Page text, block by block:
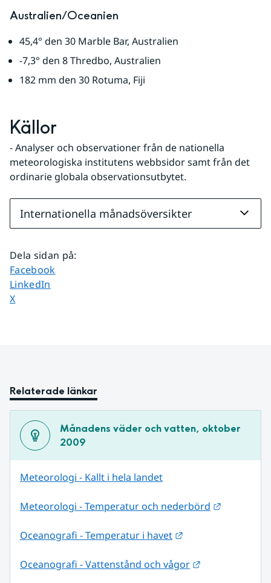
Australien/Oceanien
45,4° den 30 Marble Bar, Australien
-7,3° den 8 Thredbo, Australien
182 mm den 30 Rotuma, Fiji
Källor
- Analyser och observationer från de nationella
meteorologiska institutens webbsidor samt från det
ordinarie globala observationsutbytet.
Internationella månadsöversikter
Dela sidan på:
Dela sidan på
Facebook
Dela sidan på
LinkedIn
Dela sidan på
X
Relaterade länkar
Månadens väder och vatten, oktober
2009
Meteorologi - Kallt i hela landet
Meteorologi - Temperatur och nederbörd
Oceanografi - Temperatur i havet
Oceanografi - Vattenstånd och vågor